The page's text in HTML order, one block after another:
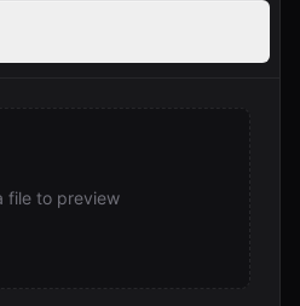
file to preview